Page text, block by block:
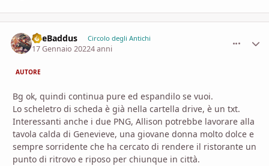
TheBaddus Circolo degli Antichi
17 Gennaio 20224 anni
AUTORE
Bg ok, quindi continua pure ed espandilo se vuoi.
Lo scheletro di scheda è già nella cartella drive, è un txt.
Interessanti anche i due PNG, Allison potrebbe lavorare alla
tavola calda di Genevieve, una giovane donna molto dolce e
sempre sorridente che ha cercato di rendere il ristorante un
punto di ritrovo e riposo per chiunque in città.